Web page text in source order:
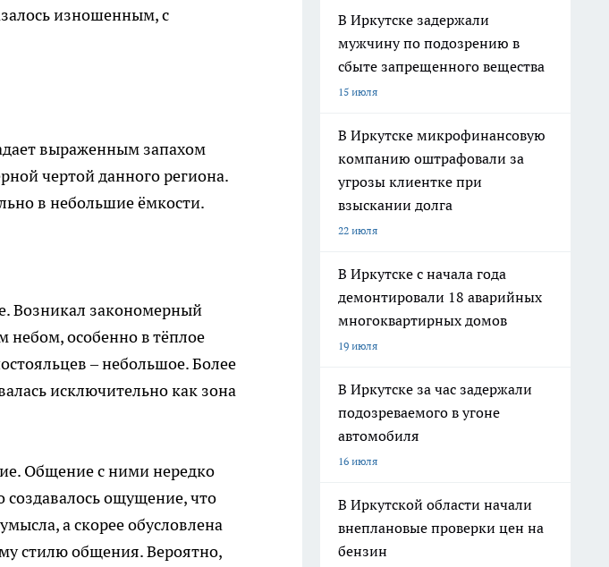
изношенным, с
выраженным запахом
чертой данного региона.
в небольшие ёмкости.
Возникал закономерный
небом, особенно в тёплое
– небольшое. Более
исключительно как зона
Общение с ними нередко
ощущение, что
а скорее обусловлена
стилю общения. Вероятно,
В Иркутске задержали
мужчину по подозрению в
сбыте запрещенного вещества
15 июля
В Иркутске микрофинансовую
компанию оштрафовали за
угрозы клиентке при
взыскании долга
22 июля
В Иркутске с начала года
демонтировали 18 аварийных
многоквартирных домов
19 июля
В Иркутске за час задержали
подозреваемого в угоне
автомобиля
16 июля
В Иркутской области начали
внеплановые проверки цен на
бензин